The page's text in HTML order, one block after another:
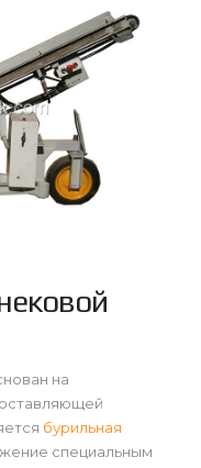
на
бурильная
специальным